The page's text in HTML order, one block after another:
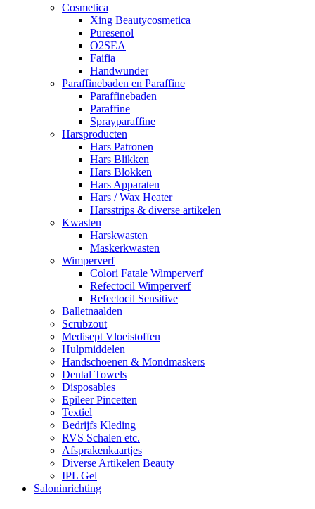
Cosmetica
Xing Beautycosmetica
Puresenol
O2SEA
Faifia
Handwunder
Paraffinebaden en Paraffine
Paraffinebaden
Paraffine
Sprayparaffine
Harsproducten
Hars Patronen
Hars Blikken
Hars Blokken
Hars Apparaten
Hars / Wax Heater
Harsstrips & diverse artikelen
Kwasten
Harskwasten
Maskerkwasten
Wimperverf
Colori Fatale Wimperverf
Refectocil Wimperverf
Refectocil Sensitive
Balletnaalden
Scrubzout
Medisept Vloeistoffen
Hulpmiddelen
Handschoenen & Mondmaskers
Dental Towels
Disposables
Epileer Pincetten
Textiel
Bedrijfs Kleding
RVS Schalen etc.
Afsprakenkaartjes
Diverse Artikelen Beauty
IPL Gel
Saloninrichting